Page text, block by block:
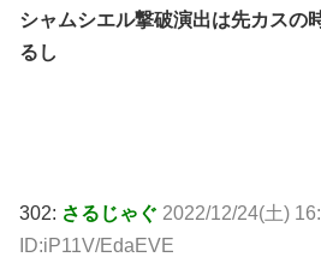
シャムシエル撃破演出は先カスの
るし
302: さるじゃぐ 2022/12/24(土)
ID:iP11V/EdaEVE